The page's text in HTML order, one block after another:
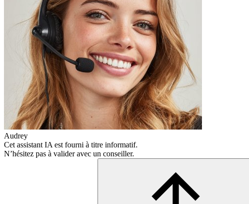
Audrey
Cet assistant IA est fourni à titre informatif.
N’hésitez pas à valider avec un conseiller.